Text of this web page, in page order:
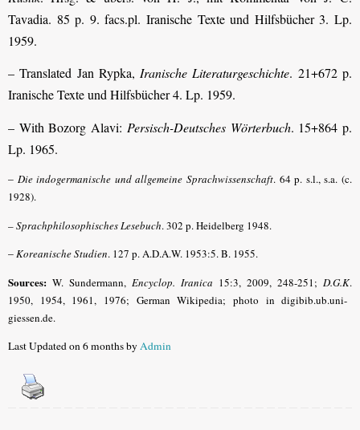
Tavadia. 85 p. 9. facs.pl. Iranische Texte und Hilfsbücher 3. Lp.
1959.
– Translated Jan Rypka, Iranische Literaturgeschichte. 21+672 p.
Iranische Texte und Hilfsbücher 4. Lp. 1959.
– With Bozorg Alavi: Persisch-Deutsches Wörterbuch. 15+864 p.
Lp. 1965.
– Die indogermanische und allgemeine Sprachwissenschaft. 64 p. s.l., s.a. (c.
1928).
–Sprachphilosophisches Lesebuch. 302 p. Heidelberg 1948.
–Koreanische Studien. 127 p. A.D.A.W. 1953:5. B. 1955.
Sources: W. Sundermann, Encyclop. Iranica 15:3, 2009, 248-251; D.G.K.
1950, 1954, 1961, 1976; German Wikipedia; photo in digibib.ub.uni-
giessen.de.
Last Updated on 6 months byAdmin